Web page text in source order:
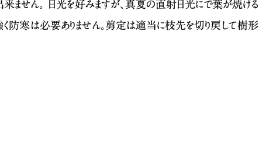
来ません｡ 日光を好みますが､真夏の直射日光にで葉が焼ける
く防寒は必要ありません。剪定は適当に枝先を切り戻して樹形